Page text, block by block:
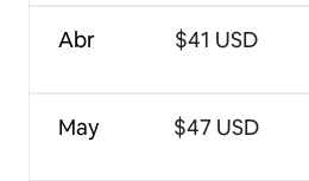
Abr
May
$41 USD
$47 USD